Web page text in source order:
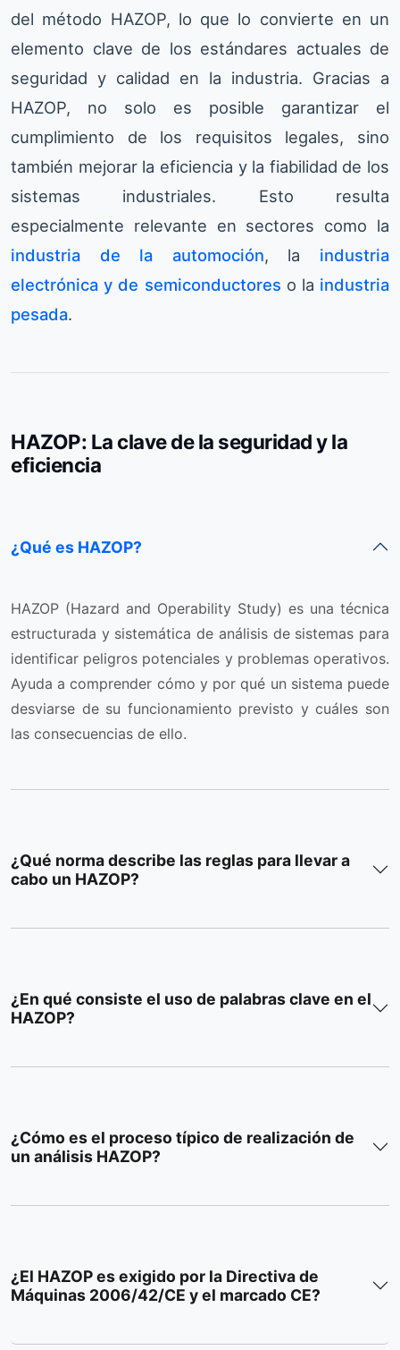
del método HAZOP, lo que lo convierte en un
elemento clave de los estándares actuales de
seguridad y calidad en la industria. Gracias a
HAZOP, no solo es posible garantizar el
cumplimiento de los requisitos legales, sino
también mejorar la eficiencia y la fiabilidad de los
sistemas industriales. Esto resulta
especialmente relevante en sectores como la
industria de la automoción, la industria
electrónica y de semiconductores o la industria
pesada.
HAZOP: La clave de la seguridad y la
eficiencia
¿Qué es HAZOP?
HAZOP (Hazard and Operability Study) es una técnica
estructurada y sistemática de análisis de sistemas para
identificar peligros potenciales y problemas operativos.
Ayuda a comprender cómo y por qué un sistema puede
desviarse de su funcionamiento previsto y cuáles son
las consecuencias de ello.
¿Qué norma describe las reglas para llevar a
cabo un HAZOP?
¿En qué consiste el uso de palabras clave en el
HAZOP?
¿Cómo es el proceso típico de realización de
un análisis HAZOP?
¿El HAZOP es exigido por la Directiva de
Máquinas 2006/42/CE y el marcado CE?